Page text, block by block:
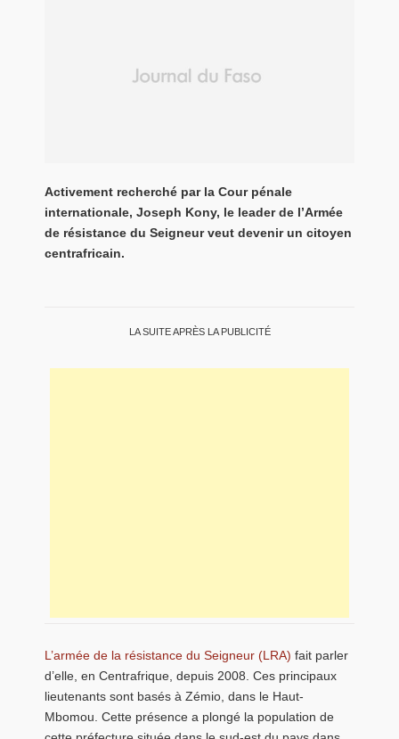
Activement recherché par la Cour pénale
internationale, Joseph Kony, le leader de l’Armée
de résistance du Seigneur veut devenir un citoyen
centrafricain.
LA SUITE APRÈS LA PUBLICITÉ
L’armée de la résistance du Seigneur (LRA) fait parler
d’elle, en Centrafrique, depuis 2008. Ces principaux
lieutenants sont basés à Zémio, dans le Haut-
Mbomou. Cette présence a plongé la population de